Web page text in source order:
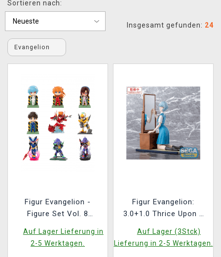
XZONE CLUB
Sortieren nach:
Insgesamt gefunden: 24
Evangelion
Figur Evangelion -
Figure Set Vol. 8
Auf Lager Lieferung in
2-5 Werktagen.
Figur Evangelion:
3.0+1.0 Thrice Upon a
Tentative Name (Sega)
Auf Lager (3Stck)
Lieferung in 2-5 Werktagen.